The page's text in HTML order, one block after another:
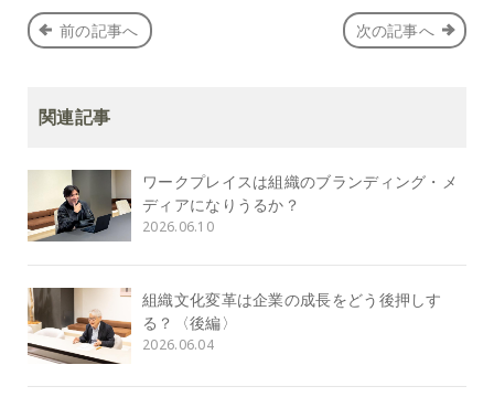
前の記事へ 次の記事へ
関連記事
ワークプレイスは組織のブランディング・メ
ディアになりうるか？
2026.06.10
組織文化変革は企業の成長をどう後押しす
る？〈後編〉
2026.06.04